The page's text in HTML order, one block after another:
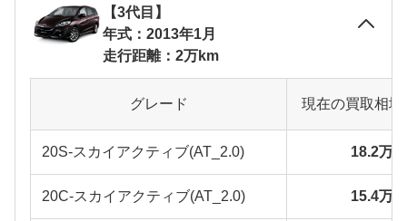
【3代目】
年式：2013年1月
走行距離：2万km
グレード 現在の買取相
20S-スカイアクティブ(AT_2.0) 18.2万
20C-スカイアクティブ(AT_2.0) 15.4万